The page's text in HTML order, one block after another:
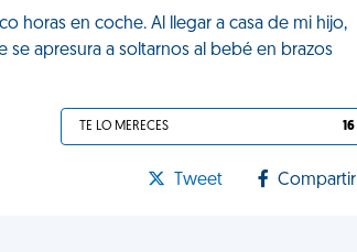
horas en coche. Al llegar a casa de mi hijo,
se apresura a soltarnos al bebé en brazos
TE LO MERECES 16
Tweet Compartir